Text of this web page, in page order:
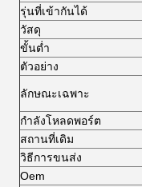
รุ่นที่เข้ากันได้
วัสดุ
ขั้นต่ำ
ตัวอย่าง
ลักษณะเฉพาะ
กำลังโหลดพอร์ต
สถานที่เดิม
วิธีการขนส่ง
Oem